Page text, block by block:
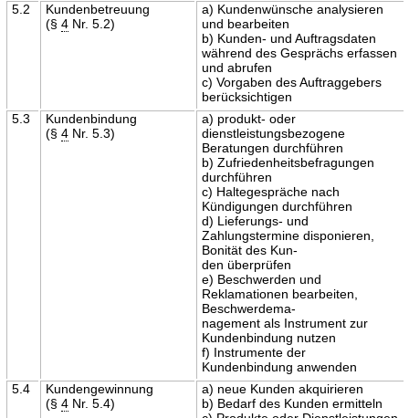
5.2
Kundenbetreuung
(§ 4Nr. 5.2)
a) Kundenwünsche analysieren
und bearbeiten
b) Kunden- und Auftragsdaten
während des Gesprächs erfassen
und abrufen
c) Vorgaben des Auftraggebers
berücksichtigen
5.3
Kundenbindung
(§ 4Nr. 5.3)
a) produkt- oder
dienstleistungsbezogene
Beratungen durchführen
b) Zufriedenheitsbefragungen
durchführen
c) Haltegespräche nach
Kündigungen durchführen
d) Lieferungs- und
Zahlungstermine disponieren,
Bonität des Kun-
den überprüfen
e) Beschwerden und
Reklamationen bearbeiten,
Beschwerdema-
nagement als Instrument zur
Kundenbindung nutzen
f) Instrumente der
Kundenbindung anwenden
5.4
Kundengewinnung
(§ 4Nr. 5.4)
a) neue Kunden akquirieren
b) Bedarf des Kunden ermitteln